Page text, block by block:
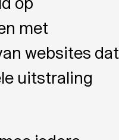
met
websites dat
uitstraling